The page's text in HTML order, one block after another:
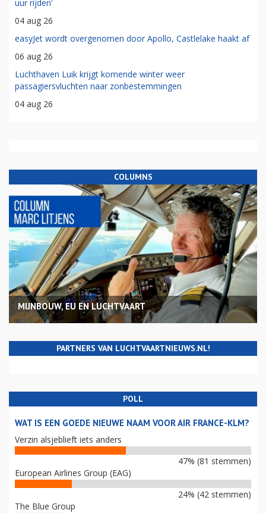
uur rijden'
04 aug 26
easyJet wordt overgenomen door Apollo, Castlelake haakt af
06 aug 26
Luchthaven Luik krijgt komende winter weer
passagiersvluchten naar zonbestemmingen
04 aug 26
COLUMNS
MIJNBOUW, EU EN LUCHTVAART
PARTNERS VAN LUCHTVAARTNIEUWS.NL!
POLL
WAT IS EEN GOEDE NIEUWE NAAM VOOR AIR FRANCE-KLM?
Verzin alsjeblieft iets anders
47% (81 stemmen)
European Airlines Group (EAG)
24% (42 stemmen)
The Blue Group